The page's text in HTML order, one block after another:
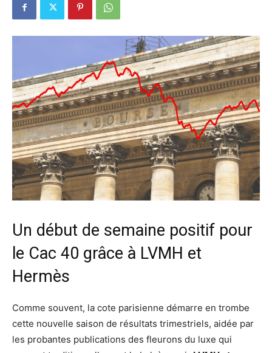
Un début de semaine positif pour
le Cac 40 grâce à LVMH et
Hermès
Comme souvent, la cote parisienne démarre en trombe
cette nouvelle saison de résultats trimestriels, aidée par
les probantes publications des fleurons du luxe qui